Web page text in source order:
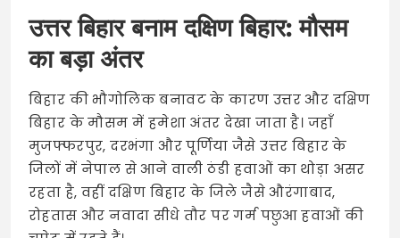
उत्तर बिहार बनाम दक्षिण बिहार: मौसम
का बड़ा अंतर
बिहार की भौगोलिक बनावट के कारण उत्तर और दक्षिण
बिहार के मौसम में हमेशा अंतर देखा जाता है। जहाँ
मुजफ्फरपुर, दरभंगा और पूर्णिया जैसे उत्तर बिहार के
जिलों में नेपाल से आने वाली ठंडी हवाओं का थोड़ा असर
रहता है, वहीं दक्षिण बिहार के जिले जैसे औरंगाबाद,
रोहतास और नवादा सीधे तौर पर गर्म पछुआ हवाओं की